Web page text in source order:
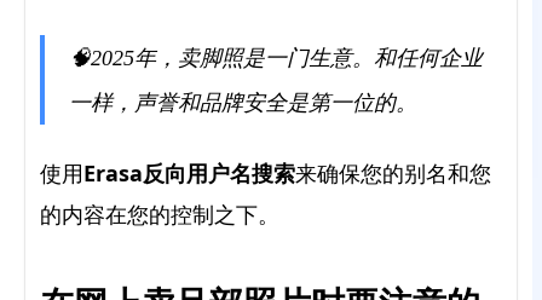
🧠2025年，卖脚照是一门生意。和任何企业
一样，声誉和品牌安全是第一位的。
使用 Erasa反向用户名搜索来确保您的别名和您
的内容在您的控制之下。